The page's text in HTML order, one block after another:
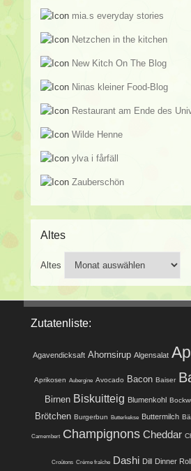
mia.s everyday stories
Netzchen in the kitchen
New Kitch On The Blog
Ninas kleiner Food-Blog
Restaurant am Ende des
Wilde Henne
ylva i fårfäll
Zauberschön
Altes
Altes
Zutatenliste:
Agavendicksaft Ahornsirup Algensalat
Aprikosen Aubergine Avocado Bacon Baiser
Birnen Biskuitteig Blumenkohl
Brötchen Burgerbun Butterkekse Buttermilch
Camembert Champignons Cheddar
Croûtons Crème fraîche Dashi Dill Dinner